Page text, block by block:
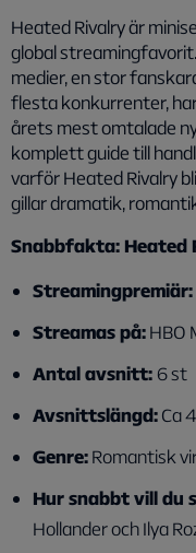
Heated Rivalryär
global
medier, en stor
flesta konkurrenter,
årets mest omtalade
komplett guide till
varförHeated Rivalry
gillar dramatik,
Snabbfakta: Heated
Streamingpremiär:
Streamas på:HBO
Antal avsnitt: 6 st
Avsnittslängd:Ca
Genre:Romantisk
Hur snabbt vill du
Hollander och Ilya